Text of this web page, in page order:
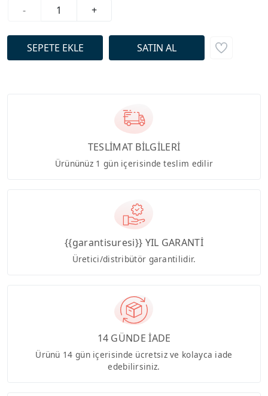
-
+
TESLİMAT BİLGİLERİ
Ürününüz 1 gün içerisinde teslim edilir
{{garantisuresi}} YIL GARANTİ
Üretici/distribütör garantilidir.
14 GÜNDE İADE
Ürünü 14 gün içerisinde ücretsiz ve kolayca iade
edebilirsiniz.